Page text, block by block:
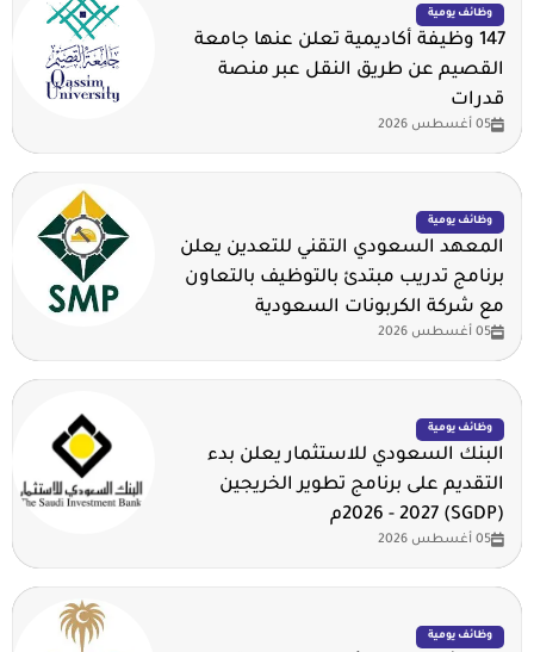
وظائف يومية
147 وظيفة أكاديمية تعلن عنها جامعة
القصيم عن طريق النقل عبر منصة
قدرات
05 أغسطس 2026
وظائف يومية
المعهد السعودي التقني للتعدين يعلن
برنامج تدريب مبتدئ بالتوظيف بالتعاون
مع شركة الكربونات السعودية
05 أغسطس 2026
وظائف يومية
البنك السعودي للاستثمار يعلن بدء
التقديم على برنامج تطوير الخريجين
(SGDP) 2026 - 2027م
05 أغسطس 2026
وظائف يومية